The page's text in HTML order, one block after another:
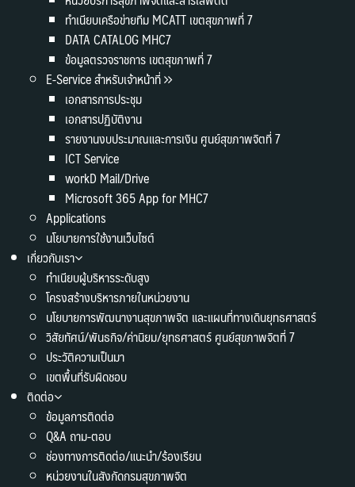
ทำเนียบเครือข่ายทีม MCATT เขตสุขภาพที่ 7
DATA CATALOG MHC7
ข้อมูลตรวจราชการ เขตสุขภาพที่ 7
E-Service สำหรับเจ้าหน้าที่
เอกสารการประชุม
เอกสารปฏิบัติงาน
รายงานงบประมาณและการเงิน ศูนย์สุขภาพจิตที่ 7
ICT Service
workD Mail/Drive
Microsoft 365 App for MHC7
Applications
นโยบายการใช้งานเว็บไซต์
เกี่ยวกับเรา
ทำเนียบผู้บริหารระดับสูง
โครงสร้างบริหารภายในหน่วยงาน
นโยบายการพัฒนางานสุขภาพจิต และแผนที่ทางเดินยุทธศาสตร์
วิสัยทัศน์/พันธกิจ/ค่านิยม/ยุทธศาสตร์ ศูนย์สุขภาพจิตที่ 7
ประวัติความเป็นมา
เขตพื้นที่รับผิดชอบ
ติดต่อ
ข้อมูลการติดต่อ
Q&A ถาม-ตอบ
ช่องทางการติดต่อ/แนะนำ/ร้องเรียน
หน่วยงานในสังกัดกรมสุขภาพจิต